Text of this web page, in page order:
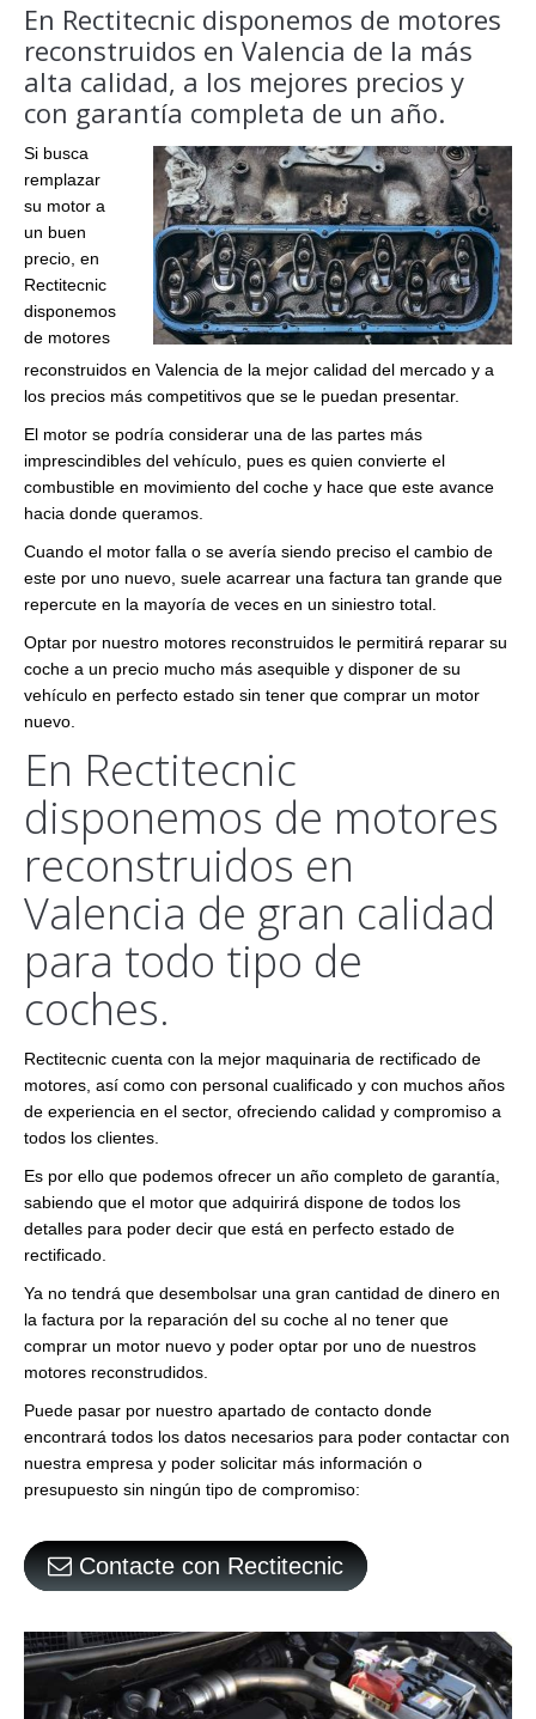
En Rectitecnic disponemos de motores
reconstruidos en Valencia de la más
alta calidad, a los mejores precios y
con garantía completa de un año.
Si busca
remplazar
su motor a
un buen
precio, en
Rectitecnic
disponemos
de motores
reconstruidos en Valencia de la mejor calidad del mercado y a
los precios más competitivos que se le puedan presentar.
El motor se podría considerar una de las partes más
imprescindibles del vehículo, pues es quien convierte el
combustible en movimiento del coche y hace que este avance
hacia donde queramos.
Cuando el motor falla o se avería siendo preciso el cambio de
este por uno nuevo, suele acarrear una factura tan grande que
repercute en la mayoría de veces en un siniestro total.
Optar por nuestro motores reconstruidos le permitirá reparar su
coche a un precio mucho más asequible y disponer de su
vehículo en perfecto estado sin tener que comprar un motor
nuevo.
En Rectitecnic
disponemos de motores
reconstruidos en
Valencia de gran calidad
para todo tipo de
coches.
Rectitecnic cuenta con la mejor maquinaria de rectificado de
motores, así como con personal cualificado y con muchos años
de experiencia en el sector, ofreciendo calidad y compromiso a
todos los clientes.
Es por ello que podemos ofrecer un año completo de garantía,
sabiendo que el motor que adquirirá dispone de todos los
detalles para poder decir que está en perfecto estado de
rectificado.
Ya no tendrá que desembolsar una gran cantidad de dinero en
la factura por la reparación del su coche al no tener que
comprar un motor nuevo y poder optar por uno de nuestros
motores reconstrudidos.
Puede pasar por nuestro apartado de contacto donde
encontrará todos los datos necesarios para poder contactar con
nuestra empresa y poder solicitar más información o
presupuesto sin ningún tipo de compromiso:
Contacte con Rectitecnic